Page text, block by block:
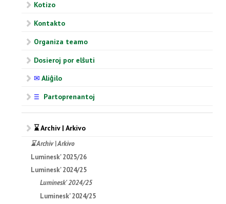
Kotizo
Kontakto
Organiza teamo
Dosieroj por elŝuti
✉ Aliĝilo
☰ Partoprenantoj
⌛ Archiv | Arkivo
⌛ Archiv | Arkivo
Luminesk' 2025/26
Luminesk' 2024/25
Luminesk' 2024/25
Luminesk' 2024/25